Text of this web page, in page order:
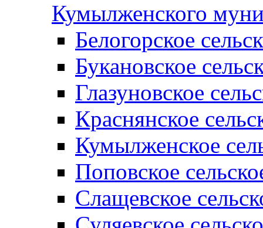
Кумылженского
Белогорское
Букановское
Глазуновское
Краснянское
Кумылженское
Поповское
Слащевское